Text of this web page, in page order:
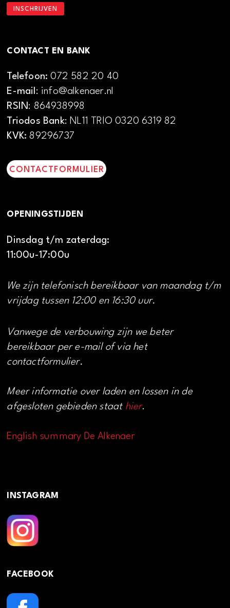
CONTACT EN BANK
Telefoon:072 582 20 40
E-mail: info@alkenaer.nl
RSIN: 864938998
Triodos Bank: NL11 TRIO 0320 6319 82
KVK: 89296737
CONTACTFORMULIER
OPENINGSTIJDEN
Dinsdag t/m zaterdag:
11:00u-17:00u
We zijn telefonisch bereikbaar van maandag t/m
vrijdag tussen 12:00 en 16:30 uur.
Vanwege de verbouwing zijn we beter
bereikbaar per e-mail of via het
contactformulier.
Meer informatie over laden en lossen in de
afgesloten gebieden staat hier.
English summary De Alkenaer
INSTAGRAM
FACEBOOK